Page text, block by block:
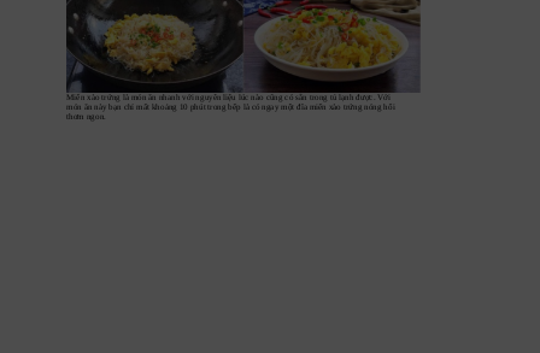
Miến xào trứng là món ăn nhanh với nguyên liệu lúc nào cũng có sẵn trong tủ lạnh được. Với
món ăn này bạn chỉ mất khoảng 10 phút trong bếp là có ngay một đĩa miến xào trứng nóng hổi
thơm ngon.